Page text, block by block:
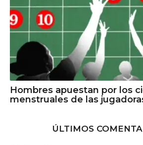
Hombres apuestan por los
menstruales de las
ÚLTIMOS